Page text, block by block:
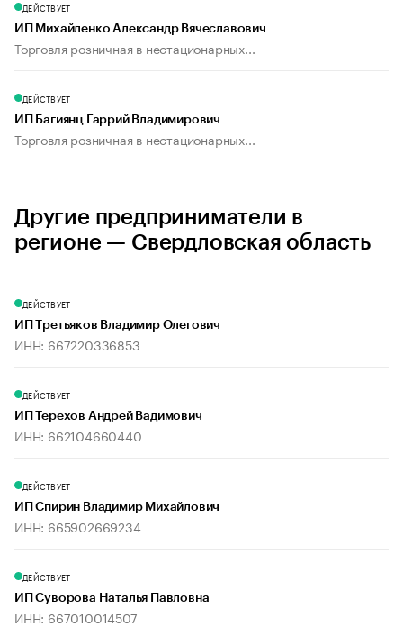
ДЕЙСТВУЕТ
ИП Михайленко Александр Вячеславович
Торговля розничная в нестационарных...
ДЕЙСТВУЕТ
ИП Багиянц Гаррий Владимирович
Торговля розничная в нестационарных...
Другие предприниматели в
регионе — Свердловская область
ДЕЙСТВУЕТ
ИП Третьяков Владимир Олегович
ИНН: 667220336853
ДЕЙСТВУЕТ
ИП Терехов Андрей Вадимович
ИНН: 662104660440
ДЕЙСТВУЕТ
ИП Спирин Владимир Михайлович
ИНН: 665902669234
ДЕЙСТВУЕТ
ИП Суворова Наталья Павловна
ИНН: 667010014507